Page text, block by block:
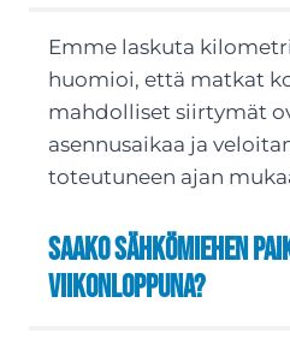
Emme laskuta
huomioi, että matkat
mahdolliset siirtymät
asennusaikaa ja
toteutuneen ajan
Saako sähkömiehen
viikonloppuna?